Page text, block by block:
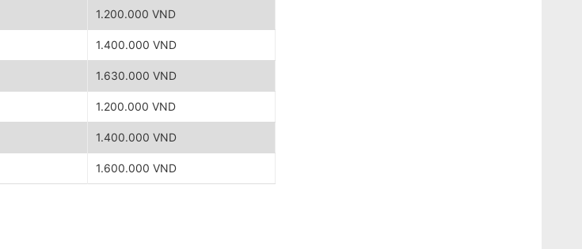
1.200.000 VND
1.400.000 VND
1.630.000 VND
1.200.000 VND
1.400.000 VND
1.600.000 VND